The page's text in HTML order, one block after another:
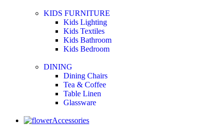
KIDS FURNITURE
Kids Lighting
Kids Textiles
Kids Bathroom
Kids Bedroom
DINING
Dining Chairs
Tea & Coffee
Table Linen
Glassware
Accessories